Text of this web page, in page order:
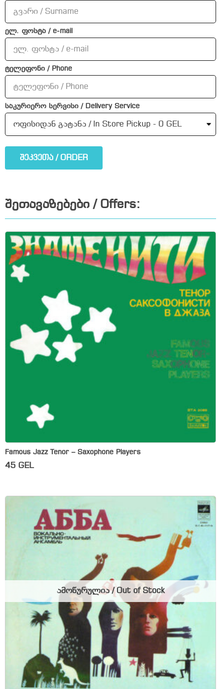
ელ. ფოსტა / e-mail
ტელეფონი / Phone
საკურიერო სერვისი / Delivery Service
შეკვეთა / ORDER
შეთავაზებები / Offers:
Famous Jazz Tenor – Saxophone Players
45 GEL
ამოწურულია / Out of Stock